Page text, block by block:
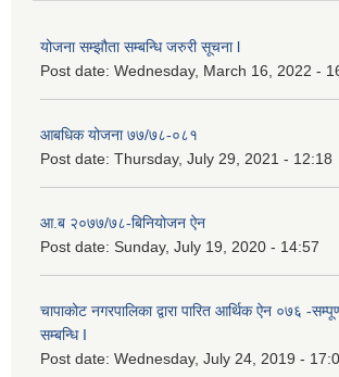
योजना सम्झौता सम्बन्धि जरुरी सूचना l
Post date: Wednesday, March 16, 2022 -
आबधिक योजना ७७/७८-०८१
Post date: Thursday, July 29, 2021 - 12:18
आ.ब २०७७/७८-बिनियोजन ऐन
Post date: Sunday, July 19, 2020 - 14:57
चापाकोट नगरपालिका द्वारा पारित आर्थिक ऐन ०७६ -
सम्बन्धि I
Post date: Wednesday, July 24, 2019 -